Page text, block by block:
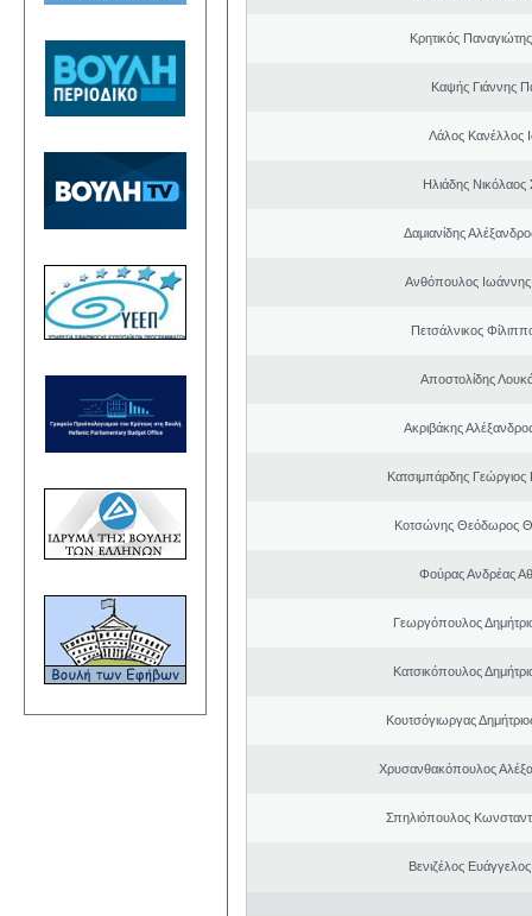
Κρητικός
Καψής Γιάννης
Λάλος Κανέλλος
Ηλιάδης Νικόλαος
Δαμιανίδης
Ανθόπουλος Ιωάννης
Πετσάλνικος
Αποστολίδης
Ακριβάκης
Κατσιμπάρδης Γεώργιος
Κοτσώνης Θεόδωρος
Φούρας Ανδρέας
Γεωργόπουλος
Κατσικόπουλος
Κουτσόγιωργας
Χρυσανθακόπουλος
Σπηλιόπουλος
Βενιζέλος